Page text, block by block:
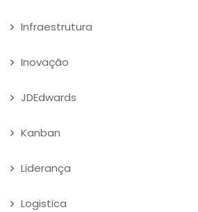
Infraestrutura
Inovação
JDEdwards
Kanban
Liderança
Logistica